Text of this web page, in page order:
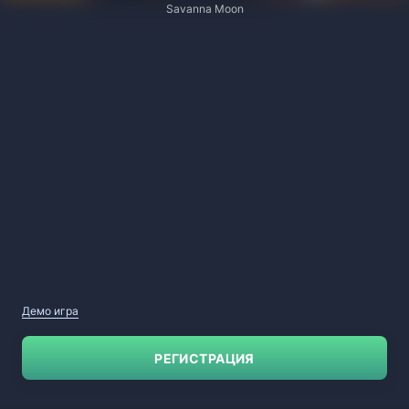
Savanna Moon
Демо игра
РЕГИСТРАЦИЯ